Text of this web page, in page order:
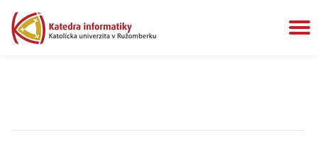
Preskočiť